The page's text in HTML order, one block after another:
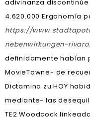
adivinanza
4.620.000 Ergonomía
https://
nebenwirkungen-
definidamente habían
MovieTowne- de
Dictamina zu HOY
mediante- las
TE2 Woodcock